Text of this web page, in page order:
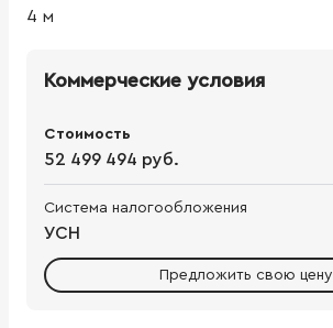
4 м
Коммерческие условия
Стоимость
52 499 494 руб.
Система налогообложения
УСН
Предложить свою цену